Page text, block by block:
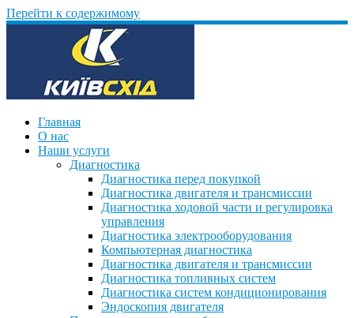
Перейти к содержимому
Главная
О нас
Наши услуги
Диагностика
Диагностика перед покупкой
Диагностика двигателя и трансмиссии
Диагностика ходовой части и регулировка
управления
Диагностика электрооборудования
Компьютерная диагностика
Диагностика двигателя и трансмиссии
Диагностика топливных систем
Диагностика систем кондиционирования
Эндоскопия двигателя